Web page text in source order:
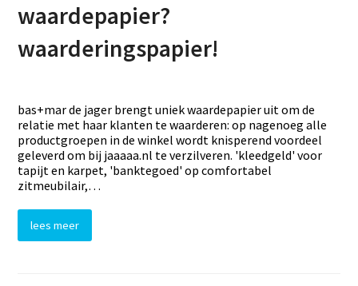
waardepapier?
waarderingspapier!
bas+mar de jager brengt uniek waardepapier uit om de
relatie met haar klanten te waarderen: op nagenoeg alle
productgroepen in de winkel wordt knisperend voordeel
geleverd om bij jaaaaa.nl te verzilveren. 'kleedgeld' voor
tapijt en karpet, 'banktegoed' op comfortabel
zitmeubilair,…
lees meer